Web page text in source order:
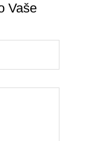
Vaše